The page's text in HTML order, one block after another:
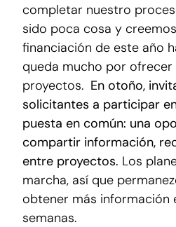
completar nuestro
sido poca cosa y
financiación de este año
queda mucho por ofrecer
proyectos. En otoño,
solicitantes a participar
puesta en común: una
compartir información,
entre proyectos. Los
marcha, así que
obtener más información
semanas.